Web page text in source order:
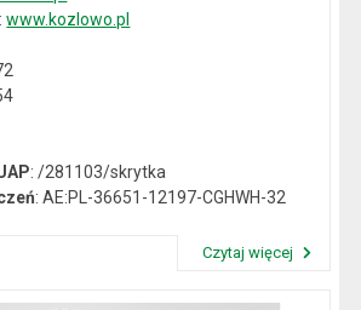
:www.kozlowo.pl
: /281103/skrytka
: AE:PL-36651-12197-CGHWH-32
Czytaj więcej